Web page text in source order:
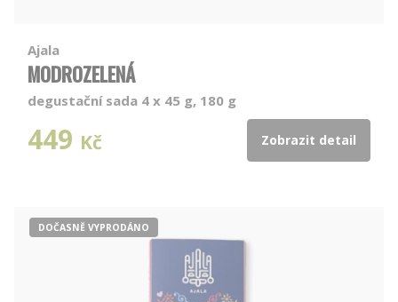
Ajala
MODROZELENÁ
degustační sada 4 x 45 g, 180 g
449 Kč Zobrazit detail
DOČASNĚ VYPRODÁNO